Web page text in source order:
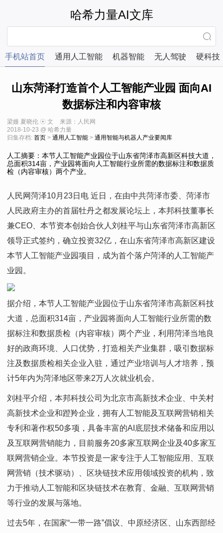
哈希力量AI文库
手机站首页 通用人工智能 机器智能 无人驾驶 硬科技
山东菏泽打造首个人工智能产业园 面向AI
数据标注和内容审核
梁嫚 夏晓伦 ☉ 文
来源：人民网
2018-10-23 @ 哈希力量
归集存档: 首页 > 通用人工智能 > 通用智能与机器人产业要闻库
人工摘要：本节人工智能产业园位于山东省菏泽市高新区科技大道，
总面积314亩，产业园将面向人工智能行业所需的数据标注和数据质
检（内容审核）两个产业。
人民网菏泽10月23日电 近日，在由中共菏泽市委、菏泽市
人民政府主办的首届牡丹之都发展论坛上，本邦科技董事长
兼CEO、本节资本创始合伙人刘桂平与山东省菏泽市高新区
领导正式签约，确立投资32亿，在山东省菏泽市高新区建设
本节人工智能产业园项目，成为首个落户菏泽的人工智能产
业园。
据介绍，本节人工智能产业园位于山东省菏泽市高新区科技
大道，总面积314亩，产业园将面向人工智能行业所需的数
据标注和数据质检（内容审核）两个产业，利用菏泽当地良
好的政商环境、人口优势，打造相关产业集群，吸引数据标
注及数据质检相关企业入驻，通过产业培训与人才培养，预
计5年内为菏泽地区带来2万人次就业机会。
刘桂平介绍，本邦科技公司为北京市高新技术企业、中关村
高新技术企业和蹬羚企业，拥有人工智能及互联网营销相关
专利和著作权50多项，具备丰富的AI底层技术储备和应用以
及互联网营销能力，目前服务20多家互联网企业及40多家互
联网营销企业。本节投资是一家专注于人工智能应用、互联
网营销（技术驱动）、区块链技术应用领域投资的机构，致
力于推动人工智能和区块链技术在教育、金融、互联网营销
等行业的发展与落地。
过去5年，在国家“一带一路”倡议、中原经济区、山东西部经